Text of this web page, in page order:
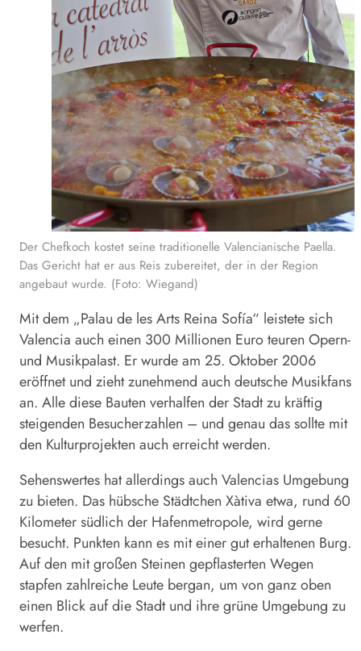
Der Chefkoch kostet seine traditionelle Valencianische Paella.
Das Gericht hat er aus Reis zubereitet, der in der Region
angebaut wurde. (Foto: Wiegand)
Mit dem „Palau de les Arts Reina Sofía“ leistete sich
Valencia auch einen 300 Millionen Euro teuren Opern-
und Musikpalast. Er wurde am 25. Oktober 2006
eröffnet und zieht zunehmend auch deutsche Musikfans
an. Alle diese Bauten verhalfen der Stadt zu kräftig
steigenden Besucherzahlen – und genau das sollte mit
den Kulturprojekten auch erreicht werden.
Sehenswertes hat allerdings auch Valencias Umgebung
zu bieten. Das hübsche Städtchen Xàtiva etwa, rund 60
Kilometer südlich der Hafenmetropole, wird gerne
besucht. Punkten kann es mit einer gut erhaltenen Burg.
Auf den mit großen Steinen gepflasterten Wegen
stapfen zahlreiche Leute bergan, um von ganz oben
einen Blick auf die Stadt und ihre grüne Umgebung zu
werfen.